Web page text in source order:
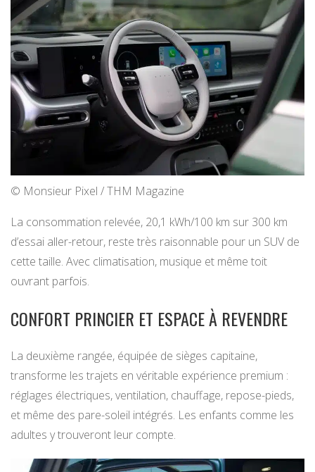
© Monsieur Pixel / THM Magazine
La consommation relevée, 20,1 kWh/100 km sur 300 km
d’essai aller-retour, reste très raisonnable pour un SUV de
cette taille. Avec climatisation, musique et même toit
ouvrant parfois.
CONFORT PRINCIER ET ESPACE À REVENDRE
La deuxième rangée, équipée de sièges capitaine,
transforme les trajets en véritable expérience premium :
réglages électriques, ventilation, chauffage, repose-pieds,
et même des pare-soleil intégrés. Les enfants comme les
adultes y trouveront leur compte.